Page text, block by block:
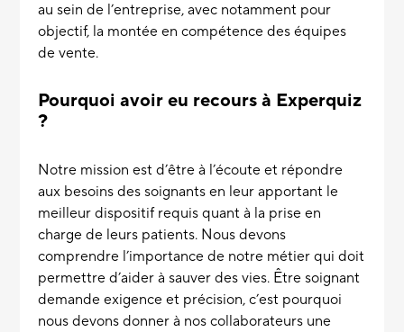
au sein de l’entreprise, avec notamment pour
objectif, la montée en compétence des équipes
de vente.
Pourquoi avoir eu recours à Experquiz
?
Notre mission est d’être à l’écoute et répondre
aux besoins des soignants en leur apportant le
meilleur dispositif requis quant à la prise en
charge de leurs patients. Nous devons
comprendre l’importance de notre métier qui doit
permettre d’aider à sauver des vies. Être soignant
demande exigence et précision, c’est pourquoi
nous devons donner à nos collaborateurs une